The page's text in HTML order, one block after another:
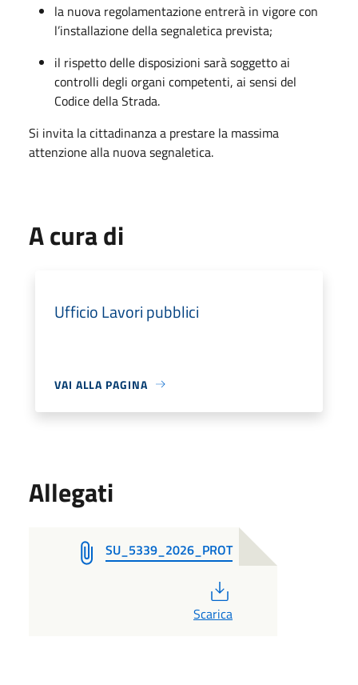
la nuova regolamentazione entrerà in vigore con
l’installazione della segnaletica prevista;
il rispetto delle disposizioni sarà soggetto ai
controlli degli organi competenti, ai sensi del
Codice della Strada.
Si invita la cittadinanza a prestare la massima
attenzione alla nuova segnaletica.
A cura di
Ufficio Lavori pubblici
VAI ALLA PAGINA
Allegati
SU_5339_2026_PROT
Scarica